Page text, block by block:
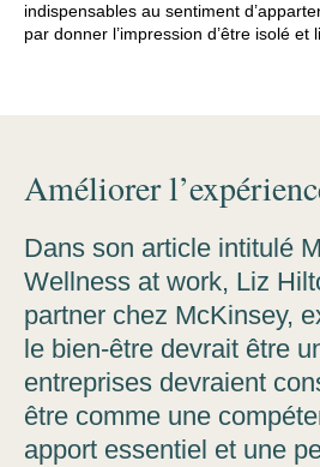
indispensables au sentiment
par donner l’impression d’être isolé et
Dans son article intitulé
Wellness at work, Liz
partner chez McKinsey,
le bien-être devrait être
entreprises devraient
être comme une
apport essentiel et une
Améliorer